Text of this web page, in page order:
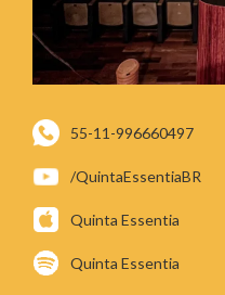
55-11-996660497
/QuintaEssentiaBR
Quinta Essentia
Quinta Essentia